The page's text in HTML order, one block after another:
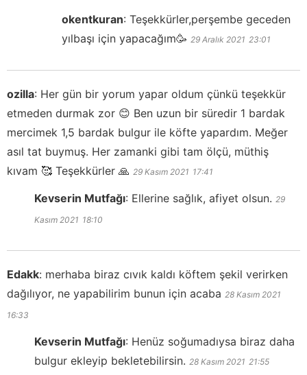
okentkuran: Teşekkürler,perşembe geceden
yılbaşı için yapacağım🥳 29 Aralık 2021 23:01
ozilla: Her gün bir yorum yapar oldum çünkü teşekkür
etmeden durmak zor 😊 Ben uzun bir süredir 1 bardak
mercimek 1,5 bardak bulgur ile köfte yapardım. Meğer
asıl tat buymuş. Her zamanki gibi tam ölçü, müthiş
kıvam 🥰 Teşekkürler 🙏 29 Kasım 2021 17:41
Kevserin Mutfağı: Ellerine sağlık, afiyet olsun. 29
Kasım 2021 18:10
Edakk: merhaba biraz cıvık kaldı köftem şekil verirken
dağılıyor, ne yapabilirim bunun için acaba 28 Kasım 2021
16:33
Kevserin Mutfağı: Henüz soğumadıysa biraz daha
bulgur ekleyip bekletebilirsin. 28 Kasım 2021 21:55